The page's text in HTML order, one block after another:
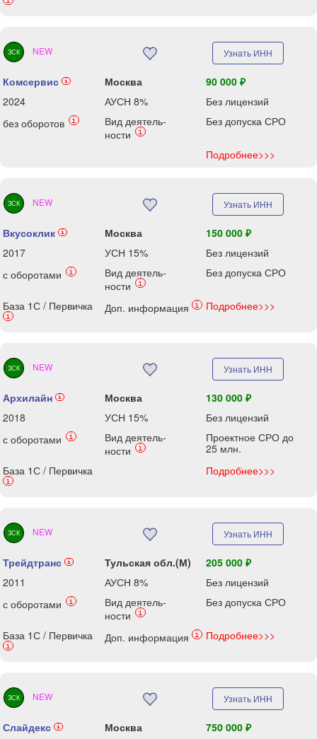
ЗСК NEW Узнать ИНН
Комсервис i Москва
90 000 ₽
2024
АУСН 8%
Без лицензий
без оборотов
i
Вид деятель-
ности
i
Без допуска СРО
Подробнее>>>
ЗСК NEW Узнать ИНН
Вкусоклик i Москва
150 000 ₽
2017
УСН 15%
Без лицензий
с оборотами
i
Вид деятель-
ности
i
Без допуска СРО
База 1С / Первичка
i
Доп. информация i Подробнее>>>
ЗСК NEW Узнать ИНН
Архилайн i Москва
130 000 ₽
2018
УСН 15%
Без лицензий
с оборотами
i
Вид деятель-
ности
i
Проектное СРО до
25 млн.
База 1С / Первичка
i
Подробнее>>>
ЗСК NEW Узнать ИНН
Трейдтранс i Тульская обл.(М)
205 000 ₽
2011
АУСН 8%
Без лицензий
с оборотами
i
Вид деятель-
ности
i
Без допуска СРО
База 1С / Первичка
i
Доп. информация i Подробнее>>>
ЗСК NEW Узнать ИНН
Слайдекс i Москва
750 000 ₽